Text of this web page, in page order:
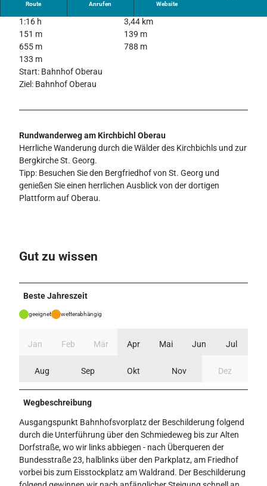
Route Anrufen Website
1:16 h
3,44 km
151 m
139 m
655 m
788 m
133 m
Start: Bahnhof Oberau
Ziel: Bahnhof Oberau
Rundwanderweg am Kirchbichl Oberau
Herrliche Wanderung durch die Wälder des Kirchbichls und zur
Bergkirche St. Georg.
Tipp: Besuchen Sie den Bergfriedhof von St. Georg und
genießen Sie einen herrlichen Ausblick von der dortigen
Plattform auf Oberau.
Gut zu wissen
Beste Jahreszeit
geeignet wetterabhängig
Jan Feb Mär Apr Mai Jun Jul
Aug Sep Okt Nov Dez
Wegbeschreibung
Ausgangspunkt Bahnhofsvorplatz der Beschilderung folgend
durch die Unterführung über den Schmiedeweg bis zur Alten
Dorfstraße, wo wir links abbiegen - nach Überqueren der
Bundesstraße 23, halblinks über den Parkplatz, am Friedhof
vorbei bis zum Eisstockplatz am Waldrand. Der Beschilderung